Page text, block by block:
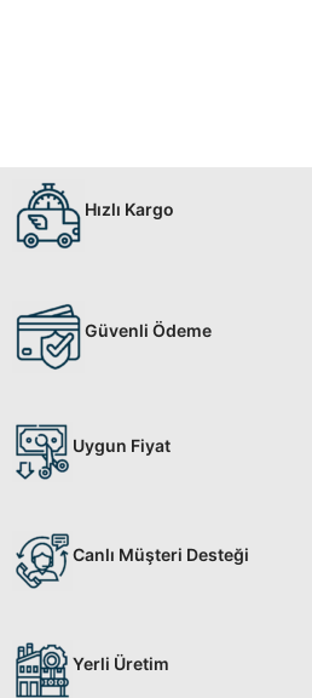
Hızlı Kargo
Güvenli Ödeme
Uygun Fiyat
Canlı Müşteri Desteği
Yerli Üretim